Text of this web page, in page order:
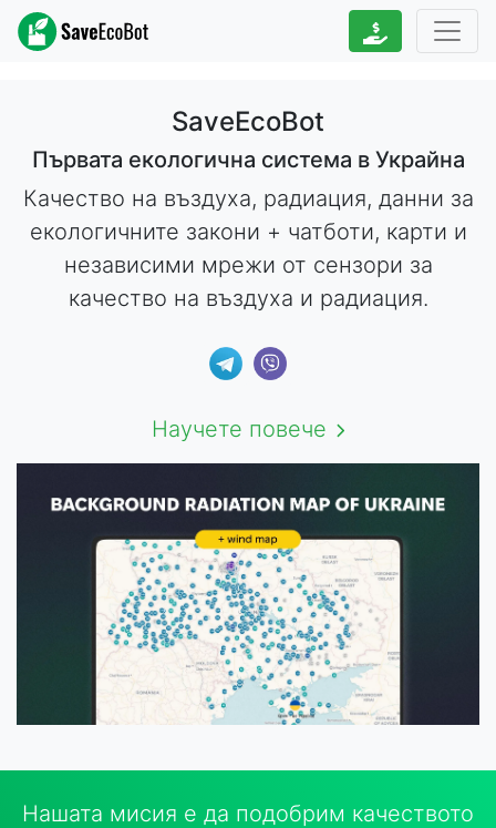
SaveEcoBot
Първата екологична система в Украйна
Качество на въздуха, радиация, данни за
екологичните закони + чатботи, карти и
независими мрежи от сензори за
качество на въздуха и радиация.
Научете повече
Нашата мисия е да подобрим качеството